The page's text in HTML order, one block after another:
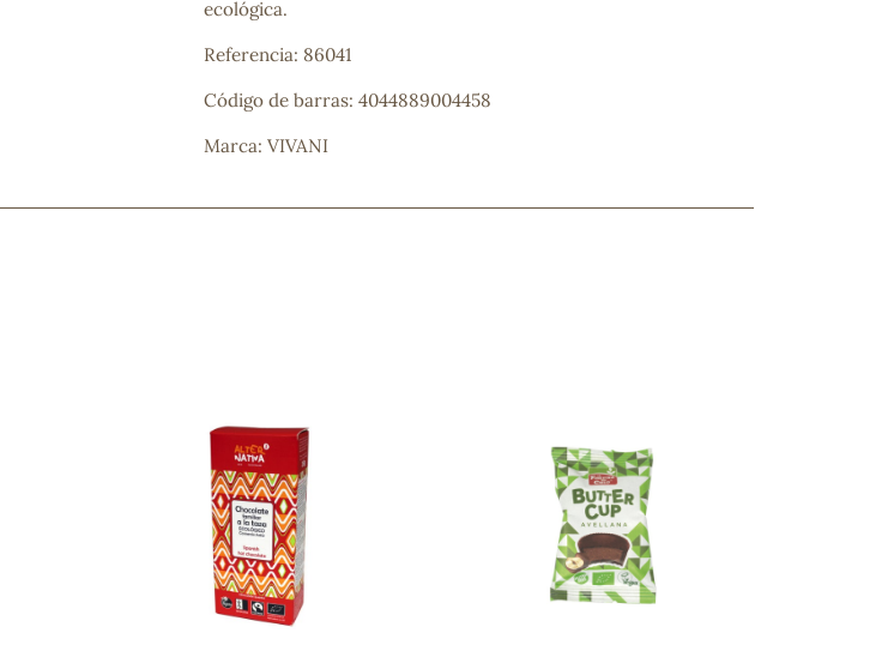
ecológica.
Referencia: 86041
Código de barras: 4044889004458
Marca: VIVANI